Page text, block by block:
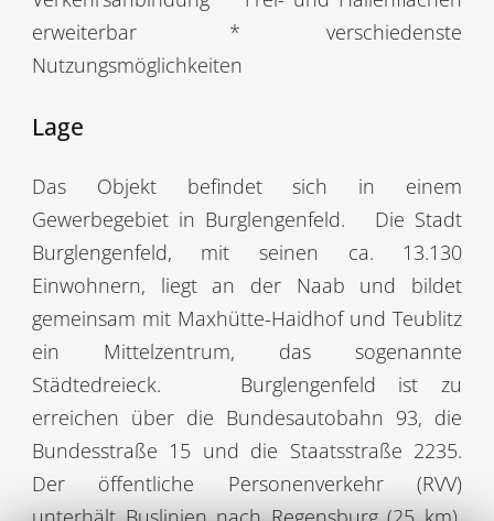
erweiterbar
* verschiedenste
Nutzungsmöglichkeiten
Lage
Das Objekt befindet sich in einem
Gewerbegebiet in Burglengenfeld.
Die Stadt
Burglengenfeld, mit seinen ca. 13.130
Einwohnern, liegt an der Naab und bildet
gemeinsam mit Maxhütte-Haidhof und Teublitz
ein Mittelzentrum, das sogenannte
Städtedreieck.
Burglengenfeld ist zu
erreichen über die Bundesautobahn 93, die
Bundesstraße 15 und die Staatsstraße 2235.
Der öffentliche Personenverkehr (RVV)